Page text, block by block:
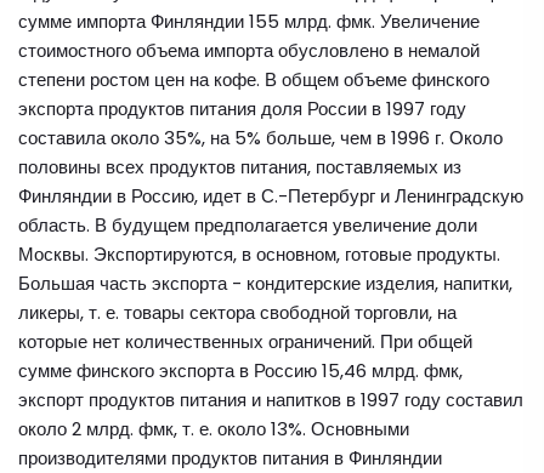
сумме импорта Финляндии 155 млрд. фмк. Увеличение
стоимостного объема импорта обусловлено в немалой
степени ростом цен на кофе. В общем объеме финского
экспорта продуктов питания доля России в 1997 году
составила около 35%, на 5% больше, чем в 1996 г. Около
половины всех продуктов питания, поставляемых из
Финляндии в Россию, идет в С.-Петербург и Ленинградскую
область. В будущем предполагается увеличение доли
Москвы. Экспортируются, в основном, готовые продукты.
Большая часть экспорта - кондитерские изделия, напитки,
ликеры, т. е. товары сектора свободной торговли, на
которые нет количественных ограничений. При общей
сумме финского экспорта в Россию 15,46 млрд. фмк,
экспорт продуктов питания и напитков в 1997 году составил
около 2 млрд. фмк, т. е. около 13%. Основными
производителями продуктов питания в Финляндии